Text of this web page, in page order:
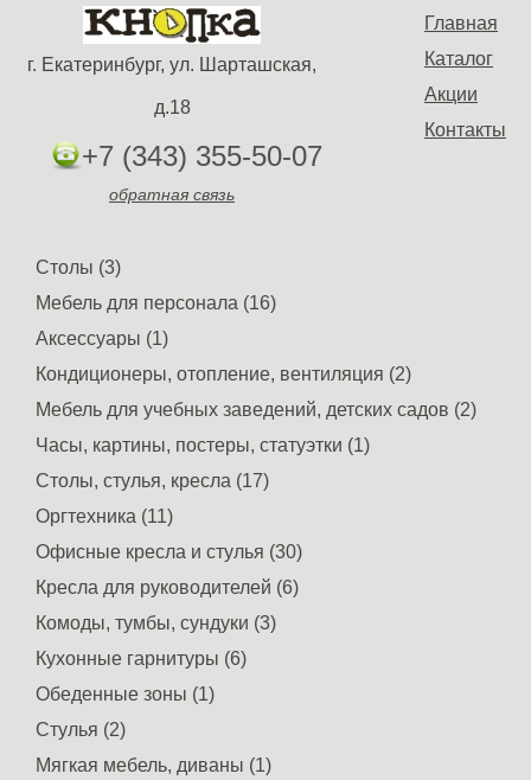
Главная
Каталог
Акции
Контакты
г. Екатеринбург, ул. Шарташская,
д.18
+7 (343) 355-50-07
обратная связь
Столы (3)
Мебель для персонала (16)
Аксессуары (1)
Кондиционеры, отопление, вентиляция (2)
Мебель для учебных заведений, детских садов (2)
Часы, картины, постеры, статуэтки (1)
Столы, стулья, кресла (17)
Оргтехника (11)
Офисные кресла и стулья (30)
Кресла для руководителей (6)
Комоды, тумбы, сундуки (3)
Кухонные гарнитуры (6)
Обеденные зоны (1)
Стулья (2)
Мягкая мебель, диваны (1)